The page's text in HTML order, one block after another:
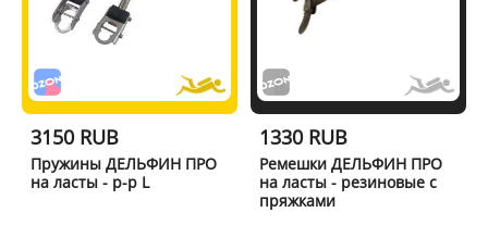
3150 RUB
Пружины ДЕЛЬФИН ПРО
на ласты - р-р L
1330 RUB
Ремешки ДЕЛЬФИН ПРО
на ласты - резиновые с
пряжками